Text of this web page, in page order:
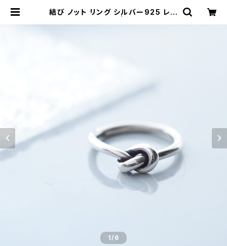
結び ノット リング シルバー925 レデ
1/6